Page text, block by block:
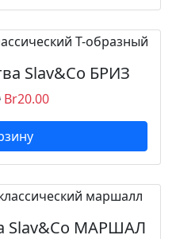
Slav&Co БРИЗ
Br20.00
Slav&Co МАРШАЛ